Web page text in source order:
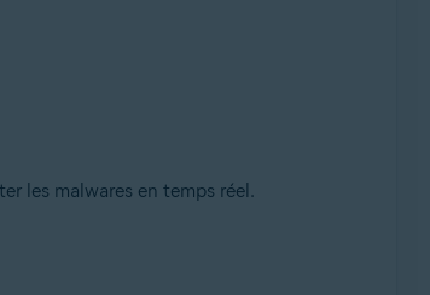
les malwares en temps réel.